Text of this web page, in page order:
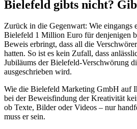
Bielefeld gibts nicht?
Zurück in die Gegenwart: Wie eingangs
Bielefeld 1 Million Euro für denjenigen
Beweis erbringt, dass all die
hatten. So ist es kein Zufall, dass
Jubiläums der Bielefeld-Verschwörung
ausgeschrieben wird.
Wie die Bielefeld Marketing GmbH auf
bei der Beweisfindung der Kreativität
ob Texte, Bilder oder Videos – nur
muss er sein.